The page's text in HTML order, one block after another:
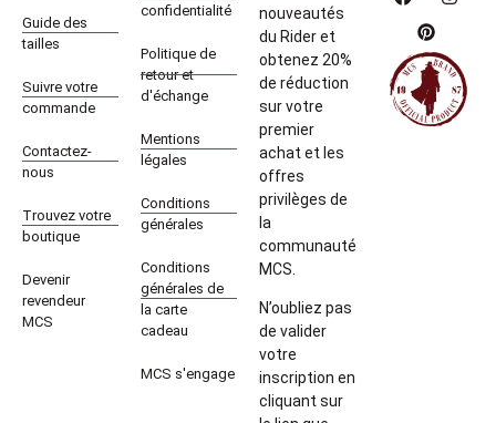
Guide des
tailles
Suivre votre
commande
Contactez-
nous
Trouvez votre
boutique
Devenir
revendeur
MCS
confidentialité
Politique de
retour et
d'échange
Mentions
légales
Conditions
générales
Conditions
générales de
la carte
cadeau
MCS s'engage
nouveautés
du Rider et
obtenez 20%
de réduction
sur votre
premier
achat et les
offres
privilèges de
la
communauté
MCS.
N’oubliez pas
de valider
votre
inscription en
cliquant sur